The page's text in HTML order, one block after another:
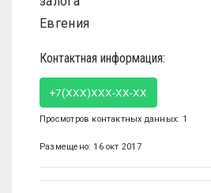
Евгения
Контактная информация:
+7(XXX)XXX-XX-XX
Просмотров контактных данных: 1
Размещено: 16 окт 2017